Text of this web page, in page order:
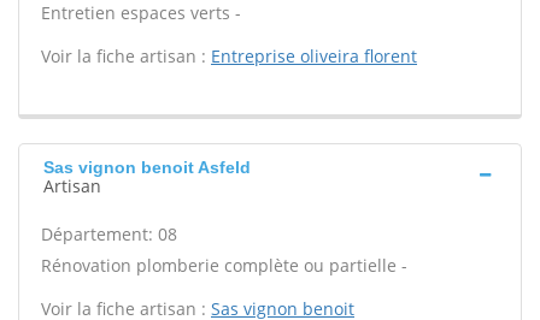
Entretien espaces verts -
Voir la fiche artisan : Entreprise oliveira florent
Sas vignon benoit Asfeld
Artisan
Département: 08
Rénovation plomberie complète ou partielle -
Voir la fiche artisan : Sas vignon benoit